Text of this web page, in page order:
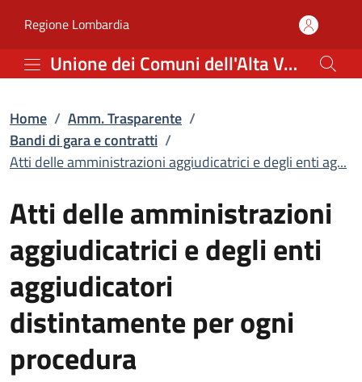
Atti delle
Regione Lombardia(apre in un'altra scheda).
Unione dei Comuni dell'Alta Valle Camonica
Home / Amm. Trasparente /
Bandi di gara e contratti /
Atti delle amministrazioni aggiudicatrici e degli enti ag...
Atti delle amministrazioni
aggiudicatrici e degli enti
aggiudicatori
distintamente per ogni
procedura